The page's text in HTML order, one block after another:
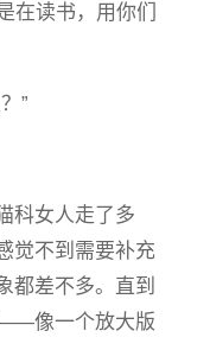
在读书，用你们
”
科女人走了多
觉不到需要补充
都差不多。直到
像一个放大版